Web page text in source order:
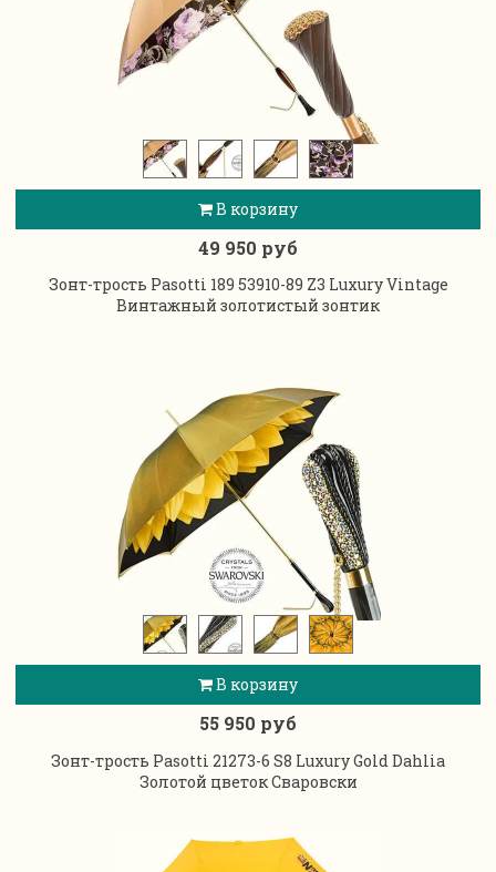
В корзину
49 950 руб
Зонт-трость Pasotti 189 53910-89 Z3 Luxury Vintage
Винтажный золотистый зонтик
В корзину
55 950 руб
Зонт-трость Pasotti 21273-6 S8 Luxury Gold Dahlia
Золотой цветок Сваровски